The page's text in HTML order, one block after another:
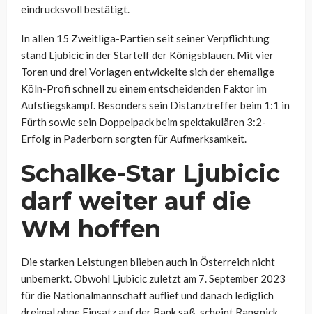
eindrucksvoll bestätigt.
In allen 15 Zweitliga-Partien seit seiner Verpflichtung
stand Ljubicic in der Startelf der Königsblauen. Mit vier
Toren und drei Vorlagen entwickelte sich der ehemalige
Köln-Profi schnell zu einem entscheidenden Faktor im
Aufstiegskampf. Besonders sein Distanztreffer beim 1:1 in
Fürth sowie sein Doppelpack beim spektakulären 3:2-
Erfolg in Paderborn sorgten für Aufmerksamkeit.
Schalke-Star Ljubicic
darf weiter auf die
WM hoffen
Die starken Leistungen blieben auch in Österreich nicht
unbemerkt. Obwohl Ljubicic zuletzt am 7. September 2023
für die Nationalmannschaft auflief und danach lediglich